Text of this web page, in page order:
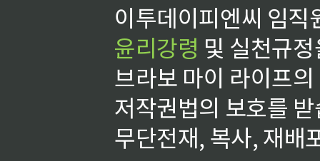
이투데이피엔씨 임
윤리강령 및 실천규
브라보 마이 라이프
저작권법의 보호를
무단전재, 복사, 재배